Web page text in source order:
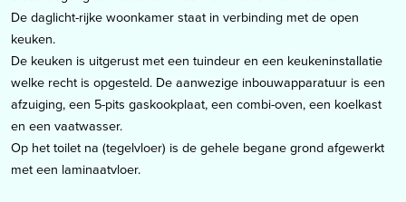
De daglicht-rijke woonkamer staat in verbinding met de open
keuken.
De keuken is uitgerust met een tuindeur en een keukeninstallatie
welke recht is opgesteld. De aanwezige inbouwapparatuur is een
afzuiging, een 5-pits gaskookplaat, een combi-oven, een koelkast
en een vaatwasser.
Op het toilet na (tegelvloer) is de gehele begane grond afgewerkt
met een laminaatvloer.